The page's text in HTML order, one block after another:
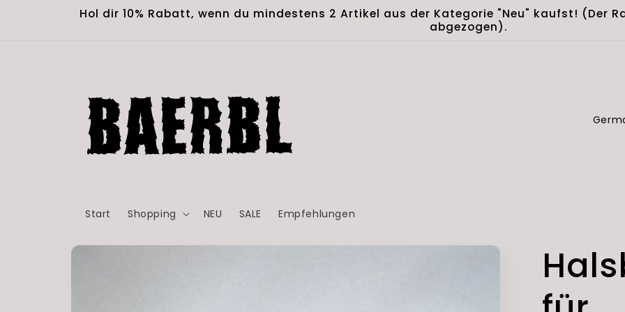
Hol dir 10% Rabatt, wenn du mindestens 2 Artikel aus der Kategorie "Neu" kaufst! (Der
abgezogen).
Start Shopping NEU SALE Empfehlungen
C
y
Skip to